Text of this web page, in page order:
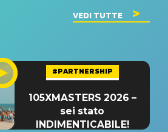
VEDI TUTTE
#PARTNERSHIP
105XMASTERS 2026 –
sei stato
INDIMENTICABILE!